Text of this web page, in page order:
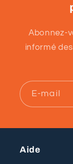
Abonnez-
informé
E-mail
Aide